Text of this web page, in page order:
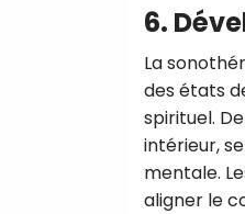
6.
La
des états
spirituel.
intérieur,
mentale.
aligner le